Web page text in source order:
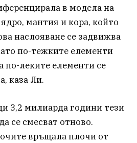
в модела на
ядро, мантия и кора, който
наслояване се задвижва
по-тежките елементи
по-леките елементи се
каза Ли.
3,2 милиарда години тези
се смесват отново.
връщала плочи от